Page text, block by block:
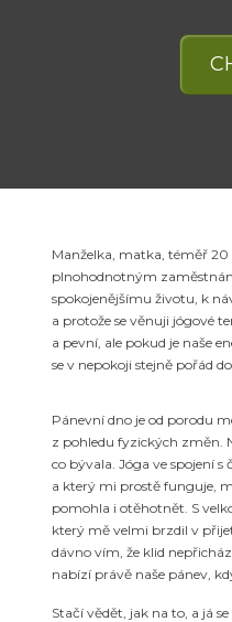
Manželka, matka, téměř
plnohodnotným
spokojenějšímu životu, k
a protože se věnuji jógové
a pevní, ale pokud je naše
se v nepokoji stejně pořád
Pánevní dno je od porodu
z pohledu fyzických změn.
co bývala. Jóga ve spojení
a který mi prostě funguje,
pomohla i otěhotnět. S
který mě velmi brzdil v
dávno vím, že klid
nabízí právě naše pánev,
Stačí vědět, jak na to, a já